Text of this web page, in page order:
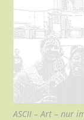
ASCII – Art – nur